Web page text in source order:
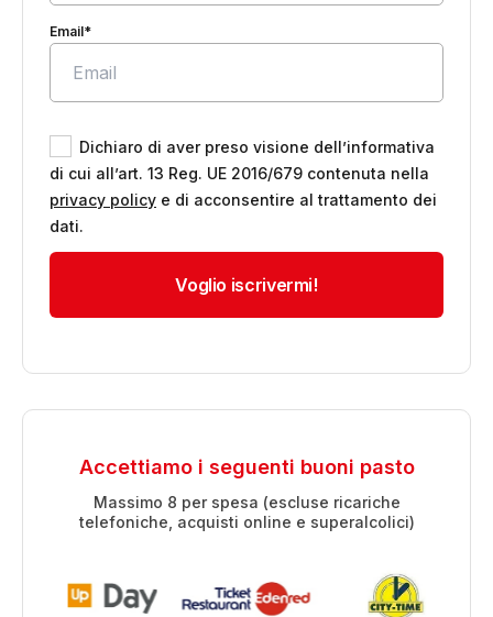
Email*
Dichiaro di aver preso visione dell’informativa
di cui all’art. 13 Reg. UE 2016/679 contenuta nella
privacy policy e di acconsentire al trattamento dei
dati.
Accettiamo i seguenti buoni pasto
Massimo 8 per spesa (escluse ricariche
telefoniche, acquisti online e superalcolici)